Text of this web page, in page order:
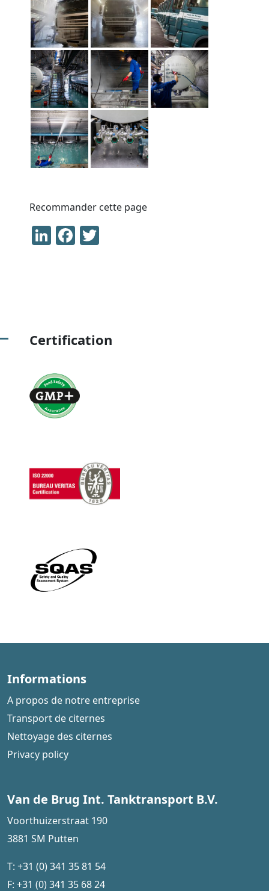
Recommander cette page
LinkedIn
Facebook
Certification
Informations
A propos de notre entreprise
Transport de citernes
Nettoyage des citernes
Privacy policy
Van de Brug Int. Tanktransport B.V.
Voorthuizerstraat 190
3881 SM Putten
T: +31 (0) 341 35 81 54
F: +31 (0) 341 35 68 24